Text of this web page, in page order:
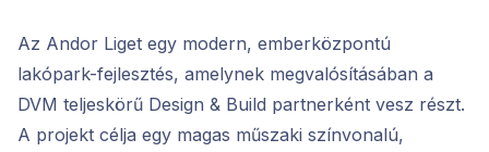
Az Andor Liget egy modern, emberközpontú
lakópark-fejlesztés, amelynek megvalósításában a
DVM teljeskörű Design & Build partnerként vesz részt.
A projekt célja egy magas műszaki színvonalú,